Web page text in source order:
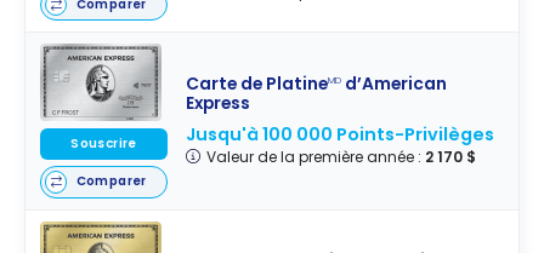
Comparer
Carte de PlatineMD d’American
Express
Jusqu'à 100 000 Points-Privilèges
Valeur de la première année : 2 170 $
Souscrire
Comparer